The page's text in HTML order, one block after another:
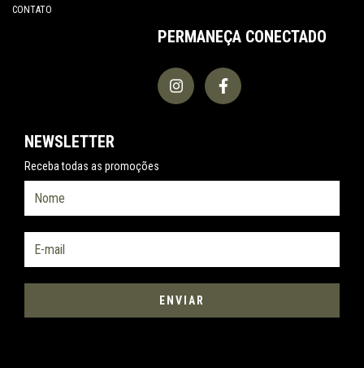
CONTATO
PERMANEÇA CONECTADO
NEWSLETTER
Receba todas as promoções